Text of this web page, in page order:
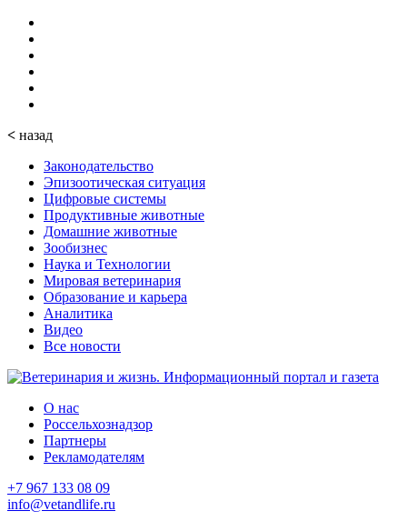
< назад
Законодательство
Эпизоотическая ситуация
Цифровые системы
Продуктивные животные
Домашние животные
Зообизнес
Наука и Технологии
Мировая ветеринария
Образование и карьера
Аналитика
Видео
Все новости
О нас
Россельхознадзор
Партнеры
Рекламодателям
+7 967 133 08 09
info@vetandlife.ru